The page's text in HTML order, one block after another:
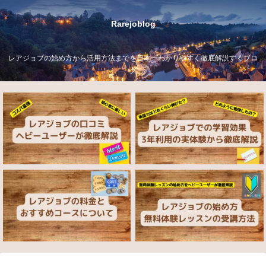
Rarejoblog
レアジョブの始め方から活用方法までを日本一わかりやすく徹底解説するブロ
グ